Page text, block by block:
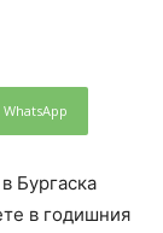
WhatsApp
Бургаска
в годишния